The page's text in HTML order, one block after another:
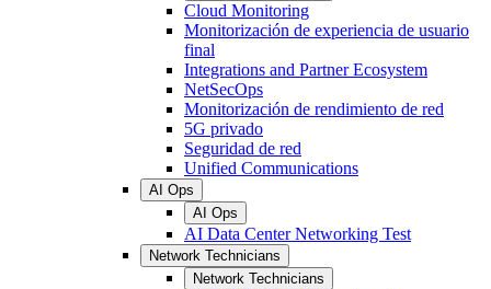
Cloud Monitoring
Monitorización de experiencia de usuario
final
Integrations and Partner Ecosystem
NetSecOps
Monitorización de rendimiento de red
5G privado
Seguridad de red
Unified Communications
AI Ops
AI Ops
AI Data Center Networking Test
Network Technicians
Network Technicians